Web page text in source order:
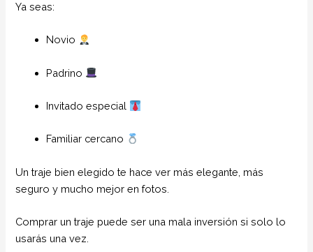
Ya seas:
Novio
Padrino
Invitado especial
Familiar cercano
Un traje bien elegido te hace ver más elegante, más
seguro y mucho mejor en fotos.
Comprar un traje puede ser una mala inversión si solo lo
usarás una vez.